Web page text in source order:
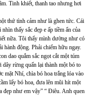
Tinh khiết, thanh tao nhưng hơi
thứ tình cảm như là ghen tức. Cái
thấy sắc đẹp e ấp tiềm ẩn của
nữa. Tôi thấy mình dường như có
hành động. Phải chiếm hữu ngay.
dao quắm sắc ngọt cắt một túm
rừng quấn lại thành một bó to
mặt Nhí, chìa bó hoa trắng lóa vào
lấy bó hoa, đưa lên mũi hít một
đẹp như em vậy” “ Điêu. Anh quen